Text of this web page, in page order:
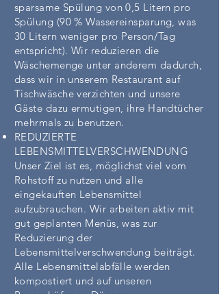
sparsame Spülung von 0,5 Litern pro
Spülung (90 % Wassereinsparung, was
30 Litern weniger pro Person/Tag
entspricht). Wir reduzieren die
Wäschemenge unter anderem dadurch,
dass wir in unserem Restaurant auf
Tischwäsche verzichten und unsere
Gäste dazu ermutigen, ihre Handtücher
mehrmals zu benutzen.
REDUZIERTE
LEBENSMITTELVERSCHWENDUNG
Unser Ziel ist es, möglichst viel vom
Rohstoff zu nutzen und alle
eingekauften Lebensmittel
aufzubrauchen. Wir arbeiten aktiv mit
gut geplanten Menüs, was zur
Reduzierung der
Lebensmittelverschwendung beiträgt.
Alle Lebensmittelabfälle werden
kompostiert und auf unseren